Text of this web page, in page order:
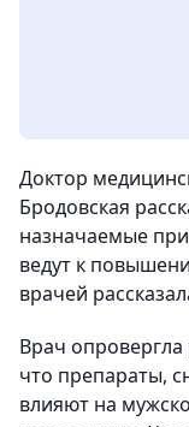
Доктор
Бродовская
назначаемые
ведут к
врачей
Врач
что препараты,
влияют на